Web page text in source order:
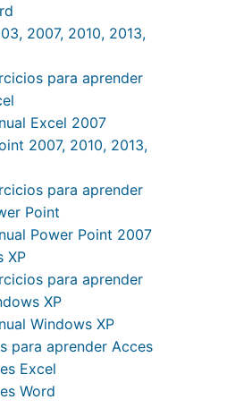
2007, 2010, 2013,
para aprender
Excel 2007
2007, 2010, 2013,
para aprender
Point
Power Point 2007
XP
para aprender
XP
Windows XP
para aprender Acces
Excel
Word